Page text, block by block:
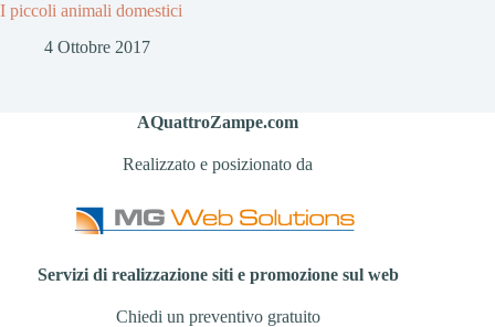
I piccoli animali domestici
4 Ottobre 2017
AQuattroZampe.com
Realizzato e posizionato da
Servizi di realizzazione siti e promozione sul web
Chiedi un preventivo gratuito